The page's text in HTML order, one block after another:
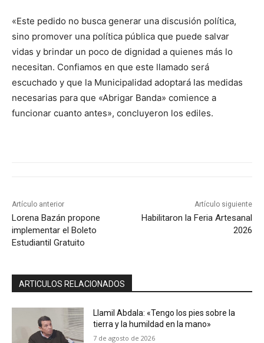
«Este pedido no busca generar una discusión política,
sino promover una política pública que puede salvar
vidas y brindar un poco de dignidad a quienes más lo
necesitan. Confiamos en que este llamado será
escuchado y que la Municipalidad adoptará las medidas
necesarias para que «Abrigar Banda» comience a
funcionar cuanto antes», concluyeron los ediles.
Artículo anterior
Lorena Bazán propone
implementar el Boleto
Estudiantil Gratuito
Artículo siguiente
Habilitaron la Feria Artesanal
2026
ARTICULOS RELACIONADOS
Llamil Abdala: «Tengo los pies sobre la
tierra y la humildad en la mano»
7 de agosto de 2026